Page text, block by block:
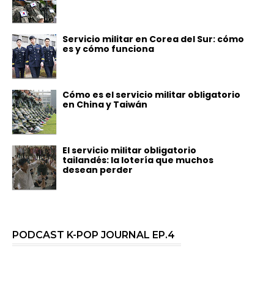
Servicio militar en Corea del Sur: cómo
es y cómo funciona
Cómo es el servicio militar obligatorio
en China y Taiwán
El servicio militar obligatorio
tailandés: la lotería que muchos
desean perder
PODCAST K-POP JOURNAL EP.4